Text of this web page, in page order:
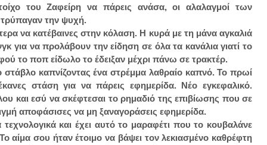
του Ζαφείρη να πάρεις ανάσα, οι αλαλαγμοί των
την ψυχή.
να κατέβαινες στην κόλαση. Η κυρά με τη μάνα αγκαλιά
για να προλάβουν την είδηση σε όλα τα κανάλια γιατί το
το ποπ είδωλο το έδειξαν μέχρι πάνω σε τρακτέρ.
καπνίζοντας ένα στρέμμα λαθραίο καπνό. Το πρωί
στάση για να πάρεις εφημερίδα. Νέο εγκεφαλικό.
και εσύ να σκέφτεσαι το ρημαδιό της επιβίωσης που σε
αποφάσισες να μη ξαναγοράσεις εφημερίδα.
και έχει αυτό το μαραφέτι που το κουβαλάνε
Το αίμα σου ήταν έτοιμο να βάψει τον λεκιασμένο καθρέφτη